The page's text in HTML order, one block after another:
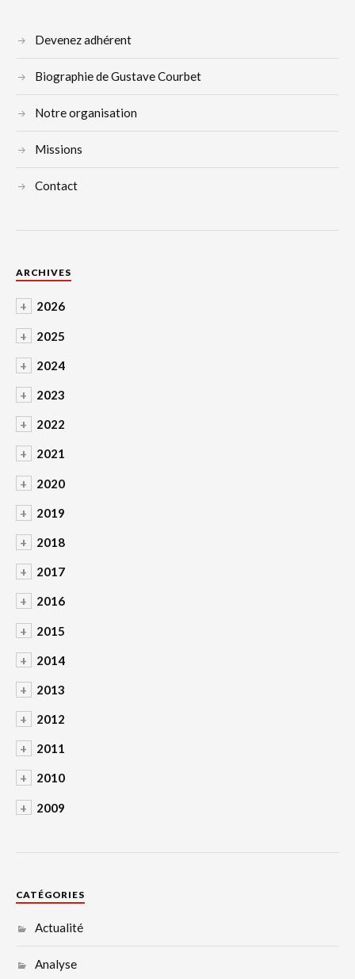
Devenez adhérent
Biographie de Gustave Courbet
Notre organisation
Missions
Contact
ARCHIVES
+ 2026
+ 2025
+ 2024
+ 2023
+ 2022
+ 2021
+ 2020
+ 2019
+ 2018
+ 2017
+ 2016
+ 2015
+ 2014
+ 2013
+ 2012
+ 2011
+ 2010
+ 2009
CATÉGORIES
Actualité
Analyse